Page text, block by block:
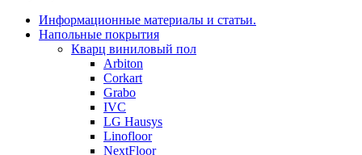
Информационные материалы и статьи.
Напольные покрытия
Кварц виниловый пол
Arbiton
Corkart
Grabo
IVC
LG Hausys
Linofloor
NextFloor